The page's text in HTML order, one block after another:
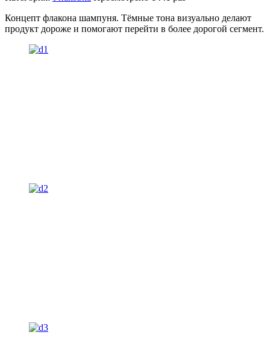
Концепт флакона шампуня. Тёмные тона визуально делают
продукт дороже и помогают перейти в более дорогой сегмент.